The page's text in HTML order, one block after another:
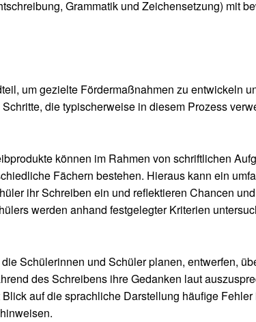
Grammatik und Zeichensetzung) mit
um gezielte Fördermaßnahmen zu entwickeln
die typischerweise in diesem Prozess
können im Rahmen von schriftlichen
Fächern bestehen. Hieraus kann ein
ihr Schreiben ein und reflektieren Chancen und
werden anhand festgelegter Kriterien
Schülerinnen und Schüler planen, entwerfen,
des Schreibens ihre Gedanken laut
auf die sprachliche Darstellung häufige Fehler